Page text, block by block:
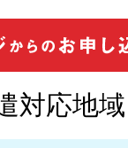
対応地域